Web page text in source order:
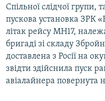
Спільної слідчої
пускова установка ЗРК
літак рейсу MH17,
бригаді зі складу
доставлена з Росії на
звідти здійснила пуск
авіалайнера повернута